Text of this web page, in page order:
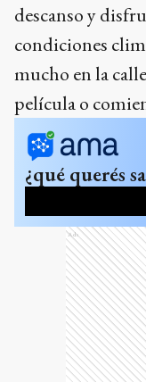
descanso y
condiciones
mucho en la
película o
¿qué querés
Ads